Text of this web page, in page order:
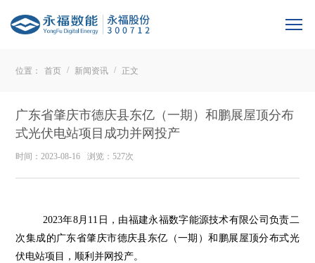
位置： 首页 / 新闻资讯 / 正文
广东省肇庆市德庆县东亿（一期）和鹏展屋顶分布
式光伏电站项目成功并网投产
时间：2023-08-16 浏览：527次
2023年8月11日，由福建永福数字能源技术有限公司负责二
次集成的广东省肇庆市德庆县东亿（一期）和鹏展屋顶分布式光
伏电站项目，顺利并网投产。